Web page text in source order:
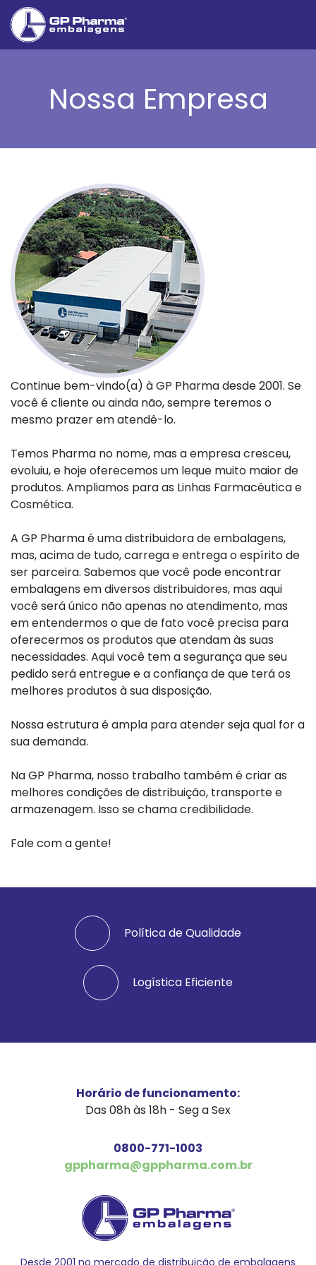
Nossa Empresa
Continue bem-vindo(a) à GP Pharma desde 2001. Se
você é cliente ou ainda não, sempre teremos o
mesmo prazer em atendê-lo.
Temos Pharma no nome, mas a empresa cresceu,
evoluiu, e hoje oferecemos um leque muito maior de
produtos. Ampliamos para as Linhas Farmacêutica e
Cosmética.
A GP Pharma é uma distribuidora de embalagens,
mas, acima de tudo, carrega e entrega o espírito de
ser parceira. Sabemos que você pode encontrar
embalagens em diversos distribuidores, mas aqui
você será único não apenas no atendimento, mas
em entendermos o que de fato você precisa para
oferecermos os produtos que atendam às suas
necessidades. Aqui você tem a segurança que seu
pedido será entregue e a confiança de que terá os
melhores produtos à sua disposição.
Nossa estrutura é ampla para atender seja qual for a
sua demanda.
Na GP Pharma, nosso trabalho também é criar as
melhores condições de distribuição, transporte e
armazenagem. Isso se chama credibilidade.
Fale com a gente!
Política de Qualidade
Logística Eficiente
Horário de funcionamento:
Das 08h às 18h - Seg a Sex
0800-771-1003
gppharma@gppharma.com.br
Desde 2001 no mercado de distribuição de embalagens